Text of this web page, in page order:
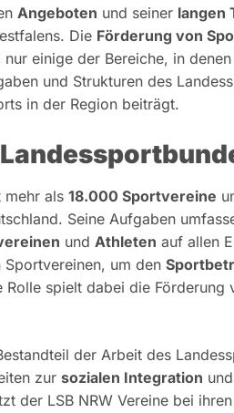
Angeboten und seiner langen
Die Förderung von
nur einige der Bereiche, in
und Strukturen des
in der Region beiträgt.
mehr als 18.000 Sportvereine
Seine Aufgaben
und Athleten auf allen
um den
spielt dabei die Förderung
der Arbeit des
zur sozialen Integration
der LSB NRW Vereine bei